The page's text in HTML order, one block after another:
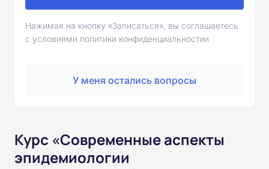
Нажимая на кнопку «Записаться», вы соглашаетесь
с условиями политики конфиденциальностии
У меня остались вопросы
Курс «Современные аспекты
эпидемиологии